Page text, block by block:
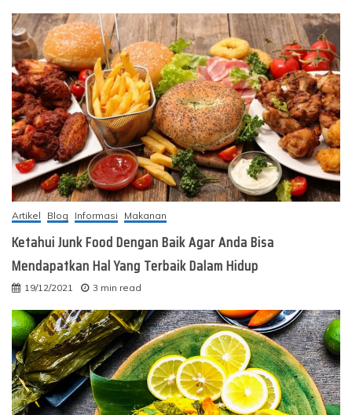
Artikel Blog Informasi Makanan
Ketahui Junk Food Dengan Baik Agar Anda Bisa
Mendapatkan Hal Yang Terbaik Dalam Hidup
19/12/2021 3 min read